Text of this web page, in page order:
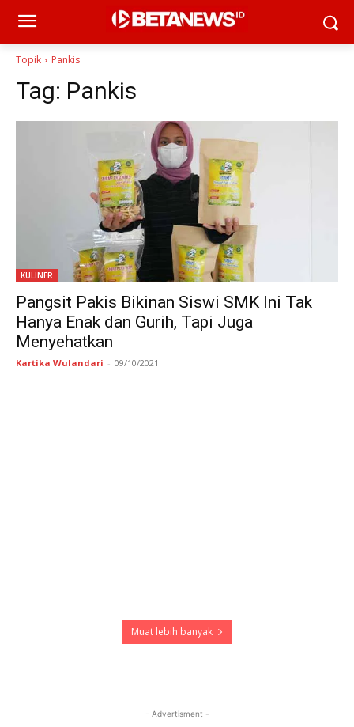
Topik Pankis
Tag: Pankis
KULINER
Pangsit Pakis Bikinan Siswi SMK Ini Tak
Hanya Enak dan Gurih, Tapi Juga
Menyehatkan
Kartika Wulandari - 09/10/2021
Muat lebih banyak
- Advertisment -